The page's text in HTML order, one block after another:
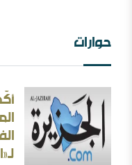
من الهامش إلى المركز
حوارات